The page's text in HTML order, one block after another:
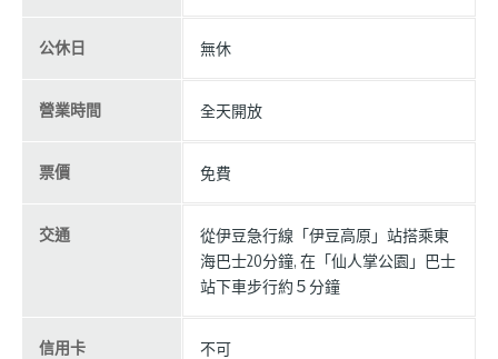
公休日 無休
營業時間 全天開放
票價 免費
交通
從伊豆急行線「伊豆高原」站搭乘東
海巴士20分鐘, 在「仙人掌公園」巴士
站下車步行約５分鐘
信用卡 不可